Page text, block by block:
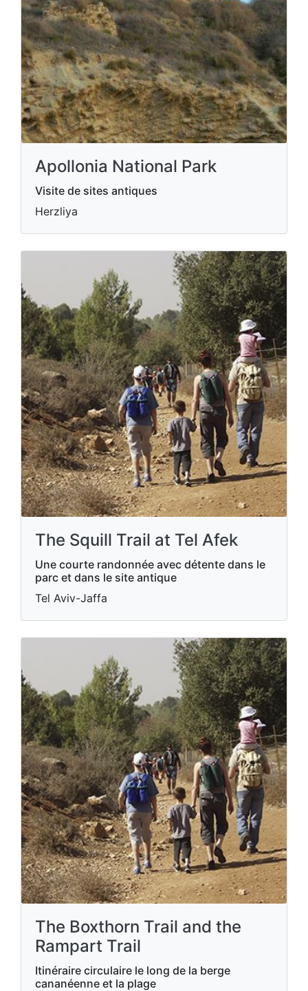
Apollonia National Park
Visite de sites antiques
Herzliya
The Squill Trail at Tel Afek
Une courte randonnée avec détente dans le
parc et dans le site antique
Tel Aviv-Jaffa
The Boxthorn Trail and the
Rampart Trail
Itinéraire circulaire le long de la berge
cananéenne et la plage